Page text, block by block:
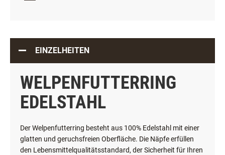
EINZELHEITEN
WELPENFUTTERRING
EDELSTAHL
Der Welpenfutterring besteht aus 100% Edelstahl mit einer
glatten und geruchsfreien Oberfläche. Die Näpfe erfüllen
den Lebensmittelqualitätsstandard, der Sicherheit für Ihren